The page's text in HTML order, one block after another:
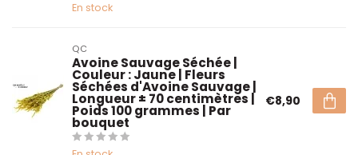
En stock
QC
Avoine Sauvage Séchée |
Couleur : Jaune | Fleurs
Séchées d'Avoine Sauvage |
Longueur ± 70 centimètres |
Poids 100 grammes | Par
bouquet
€8,90